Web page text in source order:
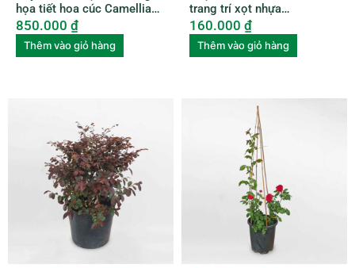
họa tiết hoa cúc Camellia
Japonica
850.000 ₫
Thêm vào giỏ hàng
trang trí xọt nhựa
HCMX002
160.000 ₫
Thêm vào giỏ hàng